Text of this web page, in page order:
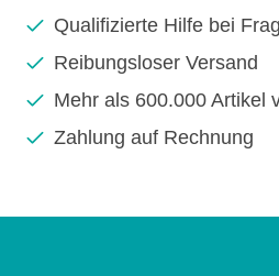
Qualifizierte Hilfe bei
Reibungsloser Versand
Mehr als 600.000 Artikel
Zahlung auf Rechnung